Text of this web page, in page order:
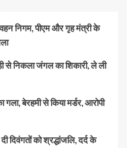
निगम, पीएम और गृह मंत्री के
से निकला जंगल का शिकारी, ले ली
गला, बेरहमी से किया मर्डर, आरोपी
दिवंगतों को श्रद्धांजलि, दर्द के